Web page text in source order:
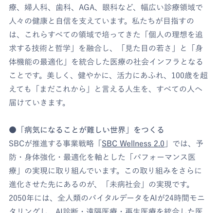
療、婦人科、歯科、AGA、眼科など、幅広い診療領域で
人々の健康と自信を支えています。私たちが目指すの
は、これらすべての領域で培ってきた「個人の理想を追
求する技術と哲学」を融合し、「見た目の若さ」と「身
体機能の最適化」を統合した医療の社会インフラとなる
ことです。美しく、健やかに、活力にあふれ、100歳を超
えても「まだこれから」と言える人生を、すべての人へ
届けていきます。
●「病気になることが難しい世界」をつくる
SBCが推進する事業戦略「 SBC Wellness 2.0 」では、予
防・身体強化・最適化を軸とした「パフォーマンス医
療」の実現に取り組んでいます。この取り組みをさらに
進化させた先にあるのが、「未病社会」の実現です。
2050年には、全人類のバイタルデータをAIが24時間モニ